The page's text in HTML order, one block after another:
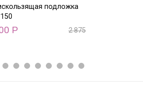
подложка
Р 2 875